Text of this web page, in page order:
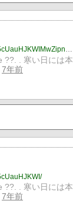
https://www.instagram.com/p/B5cUauHJKWIMwZipndMEq8hpU5bRgTq-LaAQeQ0/
??. . 寒い日には本
7年前
??. . 寒い日には本
7年前